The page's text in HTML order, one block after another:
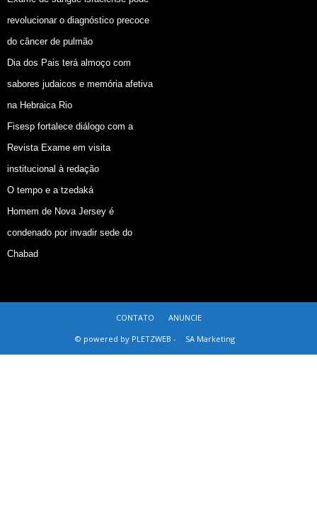
revolucionar o diagnóstico precoce
do câncer de pulmão
Dia dos Pais terá almoço com
sabores judaicos e memória afetiva
na Hebraica Rio
Fisesp fortalece diálogo com a
Revista Exame em visita
institucional à redação
O tempo e a tzedaká
Homem de Nova Jersey é
condenado por invadir sede do
Chabad
CONTATO
ANUNCIE
© powered by PLETZWEB -
SA Marketing